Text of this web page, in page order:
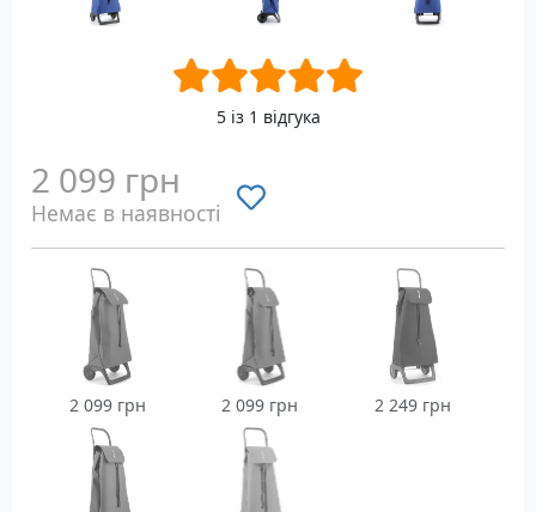
5 із 1 відгука
2 099 грн
Немає в наявності
2 099 грн 2 099 грн 2 249 грн